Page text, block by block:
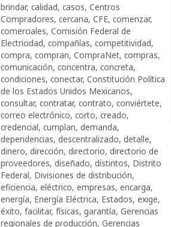
brindar, calidad, casos, Centros
Compradores, cercana, CFE, comenzar,
comerciales, Comisión Federal de
Electricidad, compañías, competitividad,
compra, compran, CompraNet, compras,
comunicación, concentra, concreta,
condiciones, conectar, Constitución Política
de los Estados Unidos Mexicanos,
consultar, contratar, contrato, conviértete,
correo electrónico, corto, creado,
credencial, cumplan, demanda,
dependencias, descentralizado, detalle,
dinero, dirección, directorio, directorio de
proveedores, diseñado, distintos, Distrito
Federal, Divisiones de distribución,
eficiencia, eléctrico, empresas, encarga,
energía, Energía Eléctrica, Estados, exige,
éxito, facilitar, físicas, garantía, Gerencias
regionales de producción, Gerencias